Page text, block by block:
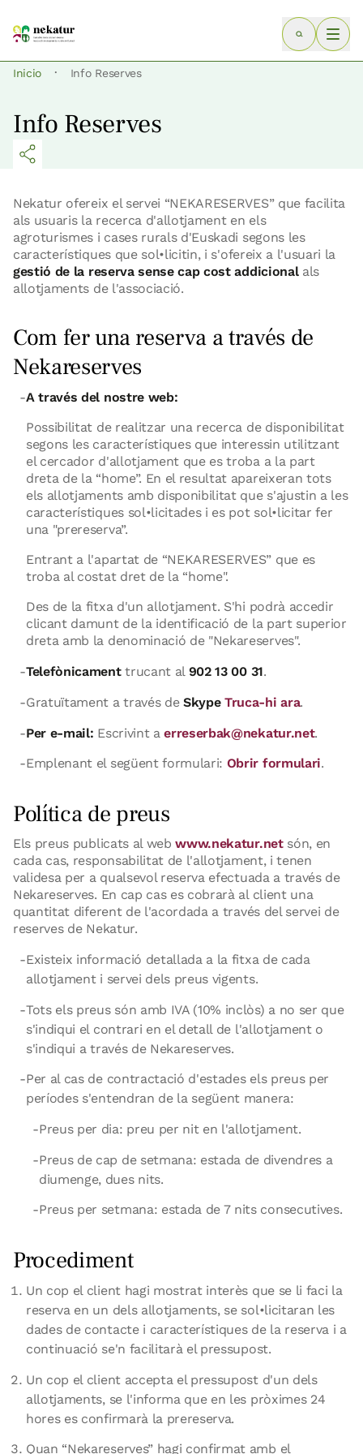
Inicio · Info Reserves
Info Reserves
Nekatur ofereix el servei “NEKARESERVES” que facilita
als usuaris la recerca d'allotjament en els
agroturismes i cases rurals d'Euskadi segons les
característiques que sol•licitin, i s'ofereix a l'usuari la
gestió de la reserva sense cap cost addicionalals
allotjaments de l'associació.
Com fer una reserva a través de
Nekareserves
A través del nostre web:
Possibilitat de realitzar una recerca de disponibilitat
segons les característiques que interessin utilitzant
el cercador d'allotjament que es troba a la part
dreta de la “home”. En el resultat apareixeran tots
els allotjaments amb disponibilitat que s'ajustin a les
característiques sol•licitades i es pot sol•licitar fer
una "prereserva”.
Entrant a l'apartat de “NEKARESERVES” que es
troba al costat dret de la “home".
Des de la fitxa d'un allotjament. S'hi podrà accedir
clicant damunt de la identificació de la part superior
dreta amb la denominació de "Nekareserves".
Telefònicamenttrucant al 902 13 00 31.
Gratuïtament a través de SkypeTruca-hi ara.
Per e-mail: Escrivint aerreserbak@nekatur.net.
Emplenant el següent formulari: Obrir formulari.
Política de preus
Els preus publicats al webwww.nekatur.netsón, en
cada cas, responsabilitat de l'allotjament, i tenen
validesa per a qualsevol reserva efectuada a través de
Nekareserves. En cap cas es cobrarà al client una
quantitat diferent de l'acordada a través del servei de
reserves de Nekatur.
Existeix informació detallada a la fitxa de cada
allotjament i servei dels preus vigents.
Tots els preus són amb IVA (10% inclòs) a no ser que
s'indiqui el contrari en el detall de l'allotjament o
s'indiqui a través de Nekareserves.
Per al cas de contractació d'estades els preus per
períodes s'entendran de la següent manera:
Preus per dia: preu per nit en l'allotjament.
Preus de cap de setmana: estada de divendres a
diumenge, dues nits.
Preus per setmana: estada de 7 nits consecutives.
Procediment
Un cop el client hagi mostrat interès que se li faci la
reserva en un dels allotjaments, se sol•licitaran les
dades de contacte i característiques de la reserva i a
continuació se'n facilitarà el pressupost.
Un cop el client accepta el pressupost d'un dels
allotjaments, se l'informa que en les pròximes 24
hores es confirmarà la prereserva.
Quan “Nekareserves” hagi confirmat amb el